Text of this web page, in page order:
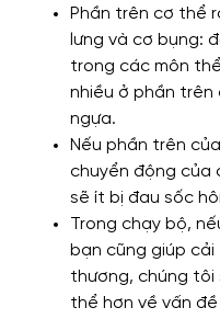
Phần trên cơ thể
lưng và cơ bụng:
trong các môn
nhiều ở phần trên
ngựa.
Nếu phần trên
chuyển động của
sẽ ít bị đau sốc
Trong chạy bộ,
bạn cũng giúp
thương, chúng tôi
thể hơn về vấn đề